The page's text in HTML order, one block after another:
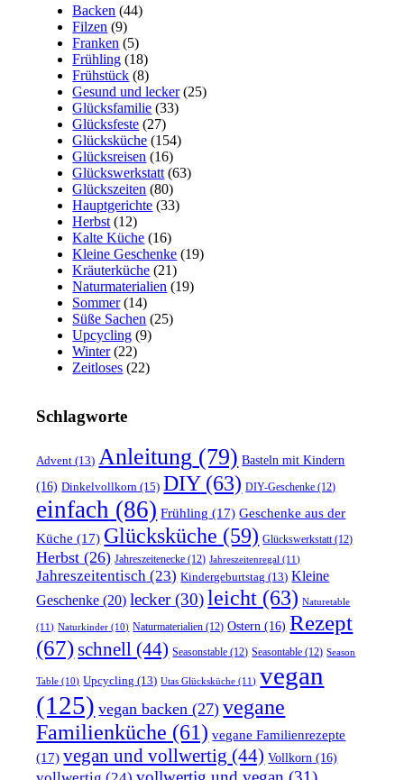
Backen (44)
Filzen (9)
Franken (5)
Frühling (18)
Frühstück (8)
Gesund und lecker(25)
Glücksfamilie (33)
Glücksfeste (27)
Glücksküche (154)
Glücksreisen (16)
Glückswerkstatt (63)
Glückszeiten (80)
Hauptgerichte (33)
Herbst (12)
Kalte Küche (16)
Kleine Geschenke (19)
Kräuterküche (21)
Naturmaterialien (19)
Sommer(14)
Süße Sachen (25)
Upcycling (9)
Winter(22)
Zeitloses (22)
Schlagworte
Advent (13) Anleitung (79) Basteln mit Kindern
(16) Dinkelvollkorn (15) DIY(63) DIY-Geschenke (12)
einfach (86) Frühling (17) Geschenke aus der
Küche (17) Glücksküche (59) Glückswerkstatt(12)
Herbst (26) Jahreszeitenecke (12) Jahreszeitenregal (11)
Jahreszeitentisch (23) Kindergeburtstag (13) Kleine
Geschenke (20) lecker(30) leicht (63) Naturetable
(11) Naturkinder (10) Naturmaterialien (12) Ostern (16) Rezept
(67)schnell (44) Seasonstable (12) Seasontable (12) Season
Table (10) Upcycling (13) Utas Glücksküche (11) vegan
(125) vegan backen (27) vegane
Familienküche (61) vegane Familienrezepte
(17) vegan und vollwertig (44) Vollkorn (16)